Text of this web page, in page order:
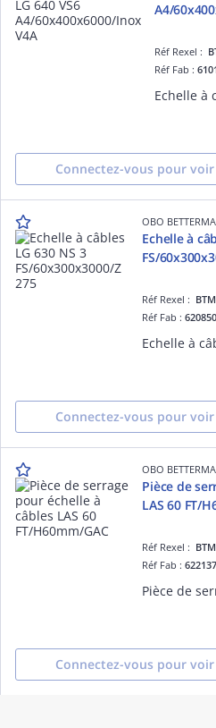
A4/
Réf Rexel :
Réf Fab :
Connectez-vous pour
OBO
Echelle à
FS/
Réf Rexel :
Réf Fab :
Connectez-vous pour
OBO
Pièce de
LAS 60 FT/
Réf Rexel :
Réf Fab :
Connectez-vous pour